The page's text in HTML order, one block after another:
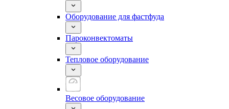
Оборудование для фастфуда
Пароконвектоматы
Тепловое оборудование
Весовое оборудование